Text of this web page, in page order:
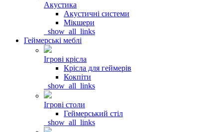
Акустика
Акустичні системи
Мікшери
_show_all_links
Геймерські меблі
Ігрові крісла
Крісла для геймерів
Кокпіти
_show_all_links
Ігрові столи
Геймерський стіл
_show_all_links